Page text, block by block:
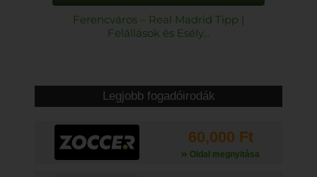
Ferencváros – Real Madrid Tipp |
Felállások és Esély...
Legjobb fogadóirodák
60,000 Ft
Oldal megnyitása